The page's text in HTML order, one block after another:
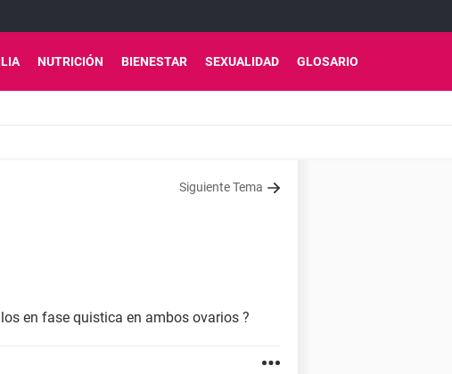
NUTRICIÓN BIENESTAR SEXUALIDAD GLOSARIO
Siguiente Tema
en fase quistica en ambos ovarios ?